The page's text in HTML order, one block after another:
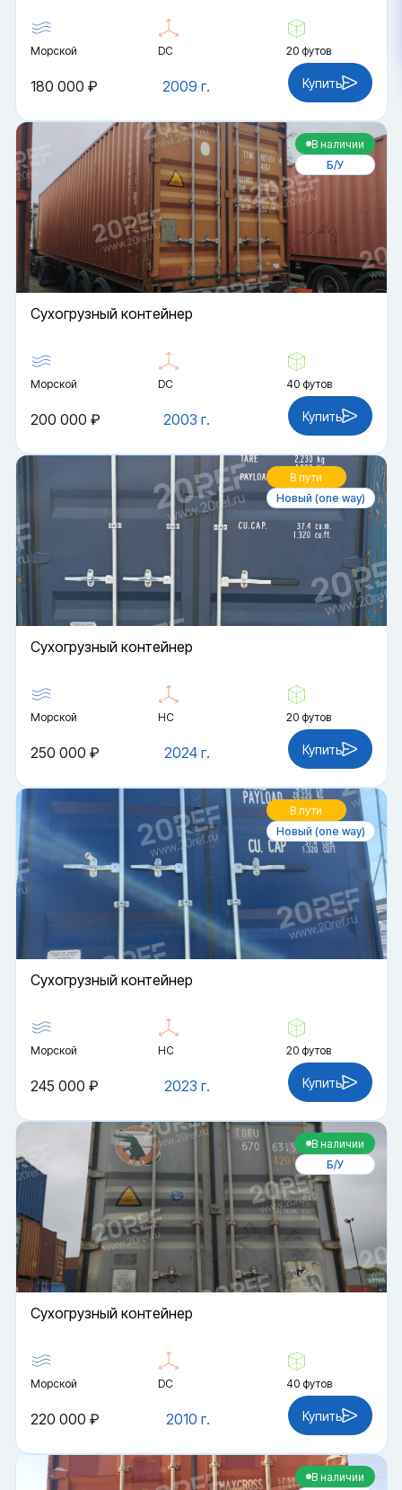
Морской DC 20 футов
2009 г.
180 000 ₽ Купить
В наличии
Б/У
Cухогрузный контейнер
Морской DC 40 футов
2003 г.
200 000 ₽ Купить
В пути
Новый (one way)
Cухогрузный контейнер
Морской HC 20 футов
2024 г.
250 000 ₽ Купить
В пути
Новый (one way)
Cухогрузный контейнер
Морской HC 20 футов
2023 г.
245 000 ₽ Купить
В наличии
Б/У
Cухогрузный контейнер
Морской DC 40 футов
2010 г.
220 000 ₽ Купить
В наличии